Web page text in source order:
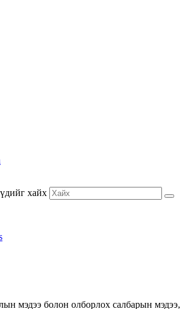
хайх
мэдээ болон олборлох салбарын мэдээ,